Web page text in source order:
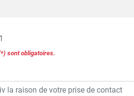
sont obligatoires.